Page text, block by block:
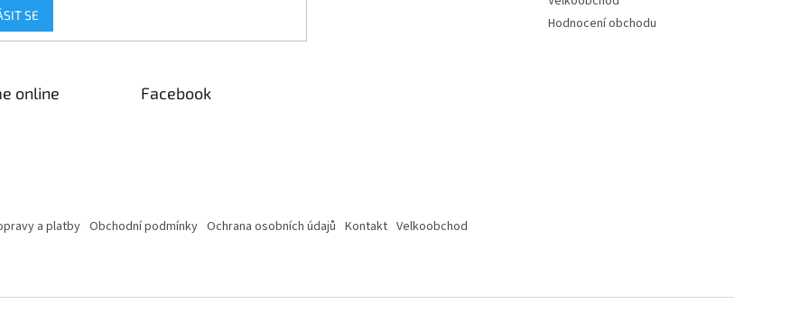
SE
Hodnocení obchodu
online
Facebook
a platby Obchodní podmínky Ochrana osobních údajů Kontakt Velkoobchod